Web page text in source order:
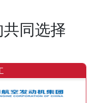
同选择